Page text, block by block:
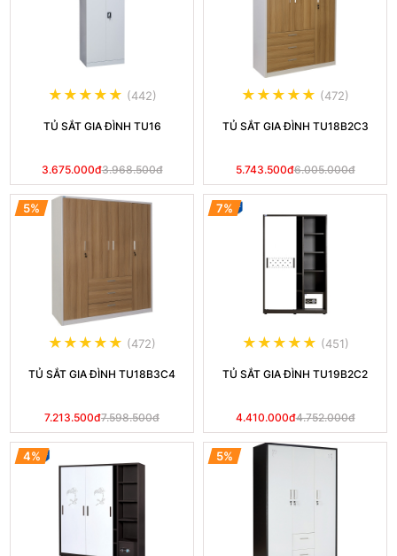
(442)
TỦ SẮT GIA ĐÌNH TU16
3.675.000đ3.968.500đ
(472)
TỦ SẮT GIA ĐÌNH TU18B2C3
5.743.500đ6.005.000đ
5%
(472)
TỦ SẮT GIA ĐÌNH TU18B3C4
7.213.500đ7.598.500đ
7%
(451)
TỦ SẮT GIA ĐÌNH TU19B2C2
4.410.000đ4.752.000đ
4% 5%